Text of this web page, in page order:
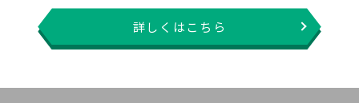
詳しくはこちら